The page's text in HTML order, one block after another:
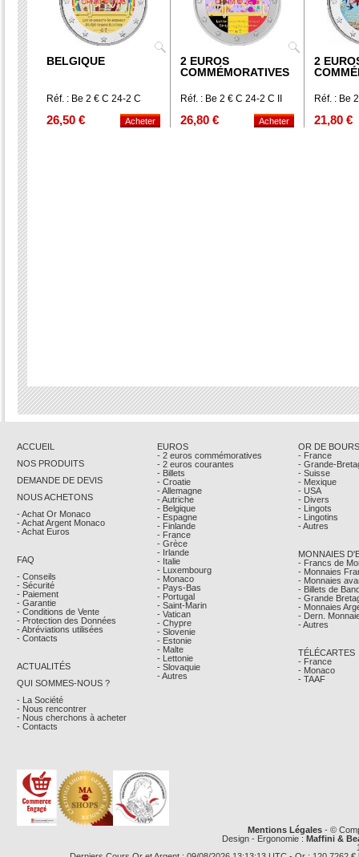
BELGIQUE
Réf. : Be 2 € C 24-2 C
26,50 €
2 EUROS
COMMÉMORATIVES
Réf. : Be 2 € C 24-2 C II
26,80 €
2
Réf. : Be
21,80 €
ACCUEIL
NOS PRODUITS
DEMANDE DE DEVIS
NOUS ACHETONS
- Achat Or Monaco
- Achat Argent Monaco
- Achat Euros
FAQ
- Conseils
- Sécurité
- Paiement
- Garantie
- Conditions de Vente
- Protection des Données
- Abréviations utilisées
- Contacts
ACTUALITÉS
QUI SOMMES-NOUS ?
- La Société
- Nous rencontrer
- Nous cherchons à acheter
- Contacts
EUROS
- 2 euros commémoratives
- 2 euros courantes
- Billets
- Croatie
- Allemagne
- Autriche
- Belgique
- Espagne
- Finlande
- France
- Grèce
- Irlande
- Italie
- Luxembourg
- Monaco
- Pays-Bas
- Portugal
- Saint-Marin
- Vatican
- Chypre
- Slovenie
- Estonie
- Malte
- Lettonie
- Slovaquie
- Autres
OR DE
- France
- Grande-
- Suisse
- Mexique
- USA
- Divers
- Lingots
- Lingotins
- Autres
MONNAIES
- Francs de
- Monnaies
- Monnaies
- Billets de
- Grande
- Monnaies
- Dern.
- Autres
TÉLÉCARTES
- France
- Monaco
- TAAF
Mentions Légales- ©
Design - Ergonomie : Maffini &